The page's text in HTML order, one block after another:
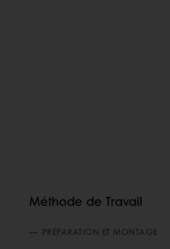
Méthode de Travail
PRÉPARATION ET MONTAGE